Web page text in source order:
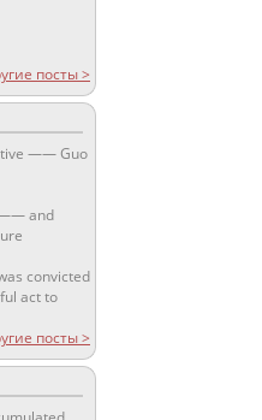
посты >
—— Guo
—— and
convicted
act to
посты >